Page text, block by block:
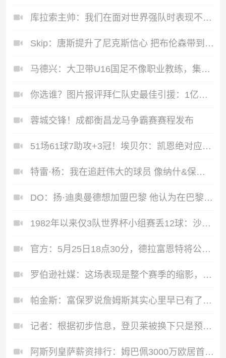
库拉索主帅：我们在面对世界强队时表现不错，球员们已付出一切
Skip：唐斯提升了尼克斯信心 把布伦森带到第四节去开启科比模式
马德兴：大卫带U16国足不像职业教练，集训像队员们难得的假期
你选谁？图片报评拜仁队史最佳引援：1亿凯恩/免签莱万/诺伊尔等
蓉城交锋！成都衡昌龙马争霸赛赛程发布
51场61球7助攻+3冠！埃贝尔：凯恩绝对应该进入金球奖候选名单
特雷·杨：我在追赶伟大的球员 像纳什&保罗&昌西&帕克
DO：扬·迪奥曼德想加盟巴黎 他认为在巴黎能夺冠&有望竞争金球奖
1982年以来仅3队世界杯小组赛丢12球：沙特、朝鲜、突尼斯
官方：5月25日18点30分，德拉富恩特将公布西班牙世界杯大名单
罗伯逊社媒：这场表现是整个赛季的缩影，我们远未达到应有水平
帕金斯：富保罗说詹姆斯其实心里早已有了答案 但他又突然变了卦
记者：根据初步信息，登贝莱被换下只是预防措施
阿斯列皇萨薪资排行：姆巴佩3000万欧居首，维尼修斯次席莱万第四